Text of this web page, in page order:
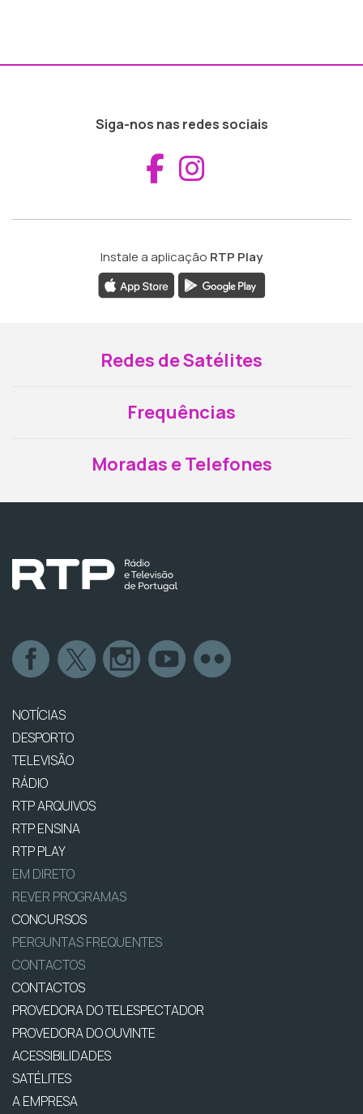
Siga-nos nas redes sociais
Aceder ao
Instale a aplicação RTP Play
Redes de Satélites
Frequências
Moradas e Telefones
NOTÍCIAS
DESPORTO
TELEVISÃO
RÁDIO
RTP ARQUIVOS
RTP ENSINA
RTP PLAY
EM DIRETO
REVER PROGRAMAS
CONCURSOS
PERGUNTAS FREQUENTES
CONTACTOS
CONTACTOS
PROVEDORA DO TELESPECTADOR
PROVEDORA DO OUVINTE
ACESSIBILIDADES
SATÉLITES
A EMPRESA